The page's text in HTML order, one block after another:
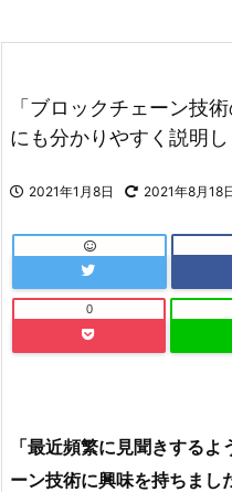
「ブロックチェーン技
にも分かりやすく説明し
2021年1月8日 2021年8月18
0
「最近頻繁に見聞きする
ーン技術に興味を持ちまし